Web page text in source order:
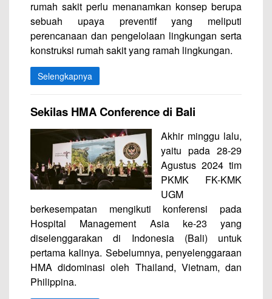
rumah sakit perlu menanamkan konsep berupa
sebuah upaya preventif yang meliputi
perencanaan dan pengelolaan lingkungan serta
konstruksi rumah sakit yang ramah lingkungan.
Selengkapnya
Sekilas HMA Conference di Bali
Akhir minggu lalu,
yaitu pada 28-29
Agustus 2024 tim
PKMK FK-KMK
UGM
berkesempatan mengikuti konferensi pada
Hospital Management Asia ke-23 yang
diselenggarakan di Indonesia (Bali) untuk
pertama kalinya. Sebelumnya, penyelenggaraan
HMA didominasi oleh Thailand, Vietnam, dan
Philippina.